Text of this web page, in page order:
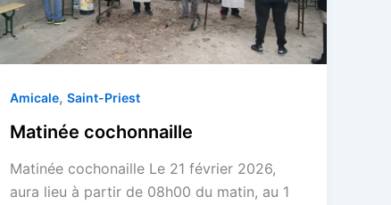
Amicale,Saint-Priest
Matinée cochonnaille
Matinée cochonaille Le 21 février 2026,
aura lieu à partir de 08h00 du matin, au 1